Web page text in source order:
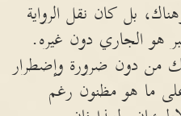
بل كان نقل الرواية
هو الجاري دون غيره.
من دون ضرورة وإضطرار
ما هو مظنون رغم